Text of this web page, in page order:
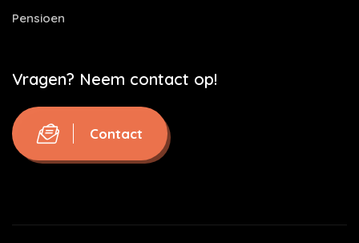
Pensioen
Vragen? Neem contact op!
Contact